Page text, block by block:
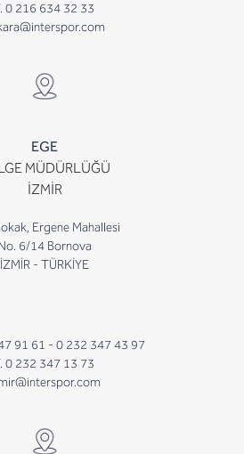
0 216 634 32 33
EGE
MÜDÜRLÜĞÜ
İZMİR
Ergene Mahallesi
6/14 Bornova
İZMİR - TÜRKİYE
91 61 - 0 232 347 43 97
0 232 347 13 73